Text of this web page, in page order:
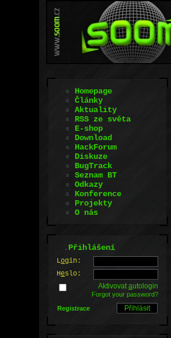
Homepage
Články
Aktuality
RSS ze světa
E-shop
Download
HackForum
Diskuze
BugTrack
Seznam BT
Odkazy
Konference
Projekty
O nás
.Přihlášení
Login:
Heslo:
Aktivovatautologin
Forgot your password?
Registrace